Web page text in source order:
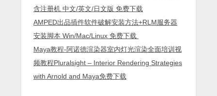
含注册机 中文/英文/日文版 免费下载
AMPED出品插件软件破解安装方法+RLM服务器
安装脚本 Win/Mac/Linux 免费下载
Maya教程-阿诺德渲染器室内灯光渲染全面培训视
频教程Pluralsight – Interior Rendering Strategies
with Arnold and Maya免费下载